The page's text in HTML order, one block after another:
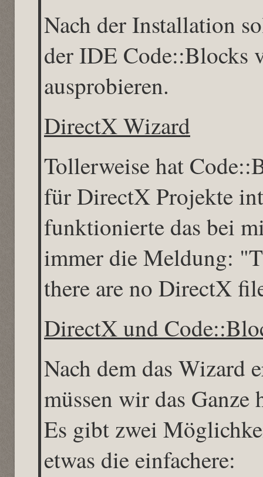
Nach der Installation
der IDE Code::Blocks
ausprobieren.
DirectX Wizard
Tollerweise hat
für DirectX Projekte
funktionierte das bei
immer die Meldung:
there are no DirectX
DirectX und
Nach dem das Wizard
müssen wir das Ganze
Es gibt zwei
etwas die einfachere: